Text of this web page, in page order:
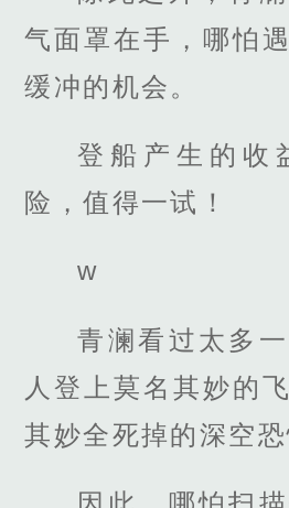
气面罩在手，哪怕
缓冲的机会。
登船产生的收
险，值得一试！
w
青澜看过太多
人登上莫名其妙的
其妙全死掉的深空恐